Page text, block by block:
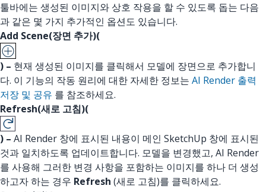
툴바에는 생성된 이미지와 상호 작용을 할 수 있도록 돕는 다음
과 같은 몇 가지 추가적인 옵션도 있습니다.
Add Scene(장면 추가)(
) – 현재 생성된 이미지를 클릭해서 모델에 장면으로 추가합니
다. 이 기능의 작동 원리에 대한 자세한 정보는 AI Render 출력
저장 및 공유 를 참조하세요.
Refresh(새로 고침)(
) – AI Render 창에 표시된 내용이 메인 SketchUp 창에 표시된
것과 일치하도록 업데이트합니다. 모델을 변경했고, AI Render
를 사용해 그러한 변경 사항을 포함하는 이미지를 하나 더 생성
하고자 하는 경우 Refresh (새로 고침)를 클릭하세요.